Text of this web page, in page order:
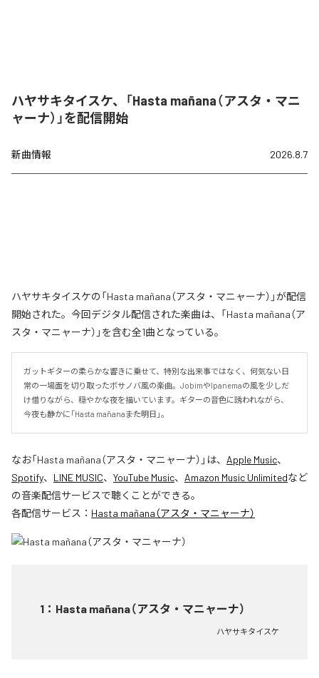
ハヤサキタイスケ、「Hasta mañana（アスタ・マニ
ャーナ）」を配信開始
新曲情報 2026.8.7
ハヤサキタイスケの「Hasta mañana（アスタ・マニャーナ）」が配信
開始された。今回デジタル配信された楽曲は、「Hasta mañana（ア
スタ・マニャーナ）」を含む全1曲となっている。
ガットギターの柔らかな響きに乗せて、特別な出来事ではなく、何気ない日
常の一場面を切り取ったボサノバ風の楽曲。JobimやIpanemaの風を少しだ
け借りながら、穏やかな夜を描いています。ギターの音色に誘われながら、
今夜も静かに「Hasta mañana――また明日」。
なお「Hasta mañana（アスタ・マニャーナ） 」は、 Apple Music、
Spotify、 LINE MUSIC、 YouTube Music、 Amazon Music Unlimitedなど
の音楽配信サービスで聴くことができる。
各配信サービス： Hasta mañana（アスタ・マニャーナ）
1 ： Hasta mañana（アスタ・マニャーナ）
ハヤサキタイスケ